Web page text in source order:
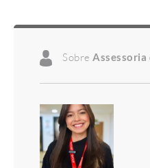
Sobre Assessoria